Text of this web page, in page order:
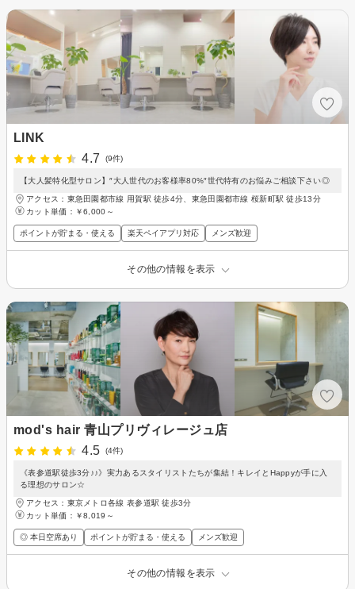
LINK
4.7
(9件)
【大人髪特化型サロン】″大人世代のお客様率80%″世代特有のお悩みご相談下さい◎
アクセス：東急田園都市線 用賀駅 徒歩4分、東急田園都市線 桜新町駅 徒歩13分
カット単価： ￥6,000～
ポイントが貯まる・使える 楽天ペイアプリ対応 メンズ歓迎
その他の情報を表示
mod's hair 青山プリヴィレージュ店
4.5
(4件)
《表参道駅徒歩3分♪♪》実力あるスタイリストたちが集結！キレイとHappyが手に入
る理想のサロン☆
アクセス：東京メトロ各線 表参道駅 徒歩3分
カット単価： ￥8,019～
◎ 本日空席あり ポイントが貯まる・使える メンズ歓迎
その他の情報を表示